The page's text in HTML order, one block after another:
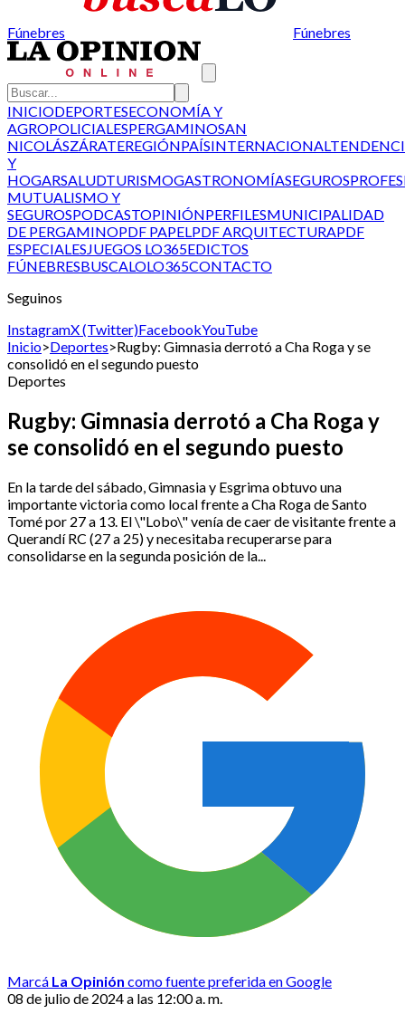
Fúnebres Fúnebres
INICIODEPORTESECONOMÍA Y
AGROPOLICIALESPERGAMINOSAN
NICOLÁSZÁRATEREGIÓNPAÍSINTERNACIONAL
Y
HOGARSALUDTURISMOGASTRONOMÍASEGUROS
MUTUALISMO Y
SEGUROSPODCASTOPINIÓNPERFILESMUNICIPALIDAD
DE PERGAMINOPDF PAPELPDF ARQUITECTURAPDF
ESPECIALESJUEGOS LO365EDICTOS
FÚNEBRESBUSCALOLO365CONTACTO
Seguinos
InstagramX (Twitter)FacebookYouTube
Inicio>Deportes>Rugby: Gimnasia derrotó a Cha Roga y se
consolidó en el segundo puesto
Deportes
Rugby: Gimnasia derrotó a Cha Roga y
se consolidó en el segundo puesto
En la tarde del sábado, Gimnasia y Esgrima obtuvo una
importante victoria como local frente a Cha Roga de Santo
Tomé por 27 a 13. El \"Lobo\" venía de caer de visitante frente a
Querandí RC (27 a 25) y necesitaba recuperarse para
consolidarse en la segunda posición de la...
Marcá La Opinión como fuente preferida en Google
08 de julio de 2024 a las 12:00 a. m.